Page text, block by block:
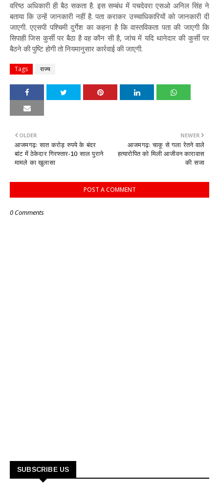
वरिष्ठ अधिकारी ही बैठ सकता है. इस सम्बंध में पचदेवरा एसओ अनिल सिंह ने
बताया कि उन्हें जानकारी नहीं है. पता कराकर उच्चाधिकारियों को जानकारी दी
जाएगी. एएसपी पश्चिमी दुर्गेश का कहना है कि वास्तविकता पता की जाएगी कि
सिपाही जिस कुर्सी पर बैठा है वह कौन सी है, जांच में यदि थानेदार की कुर्सी पर
बैठने की पुष्टि होगी तो नियमानुसार कार्रवाई की जाएगी.
Tags राज्य
NEWER
आजमगढ़ः चाकू से गला रेतने वाले
हत्यारोपित को मिली आजीवन कारावास
की सजा
OLDER
आजमगढ़ः सात करोड़ रुपये के बंदर
बांट में ठेकेदार गिरफ्तार-10 साल पुराने
मामले का खुलासा
POST A COMMENT
0 Comments
SUBSCRIBE US